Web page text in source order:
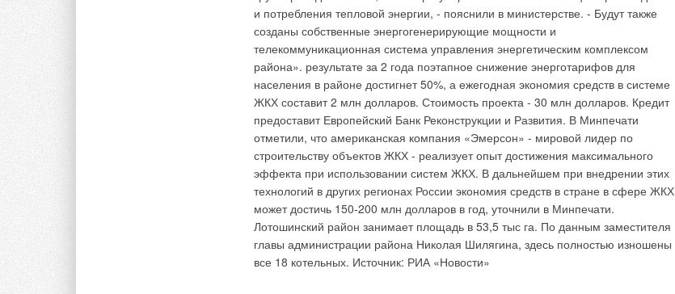
и потребления тепловой энергии, - пояснили в министерстве. - Будут также
созданы собственные энергогенерирующие мощности и
телекоммуникационная система управления энергетическим комплексом
района». результате за 2 года поэтапное снижение энерготарифов для
населения в районе достигнет 50%, а ежегодная экономия средств в системе
ЖКХ составит 2 млн долларов. Стоимость проекта - 30 млн долларов. Кредит
предоставит Европейский Банк Реконструкции и Развития. В Минпечати
отметили, что американская компания «Эмерсон» - мировой лидер по
строительству объектов ЖКХ - реализует опыт достижения максимального
эффекта при использовании систем ЖКХ. В дальнейшем при внедрении этих
технологий в других регионах России экономия средств в стране в сфере ЖКХ
может достичь 150-200 млн долларов в год, уточнили в Минпечати.
Лотошинский район занимает площадь в 53,5 тыс га. По данным заместителя
главы администрации района Николая Шилягина, здесь полностью изношены
все 18 котельных. Источник: РИА «Новости»
Ваш E-mail *
Добавить комментарий
Ваш E-mail *